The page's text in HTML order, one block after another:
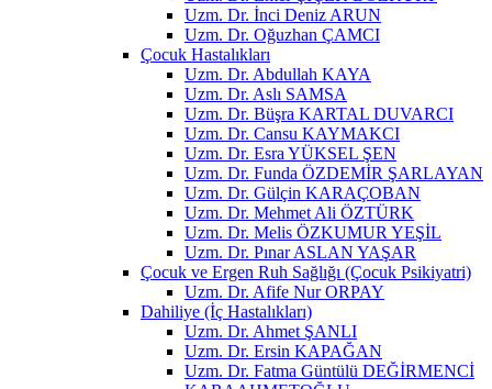
Uzm. Dr. İnci Deniz ARUN
Uzm. Dr. Oğuzhan ÇAMCI
Çocuk Hastalıkları
Uzm. Dr. Abdullah KAYA
Uzm. Dr. Aslı SAMSA
Uzm. Dr. Büşra KARTAL DUVARCI
Uzm. Dr. Cansu KAYMAKCI
Uzm. Dr. Esra YÜKSEL ŞEN
Uzm. Dr. Funda ÖZDEMİR ŞARLAYAN
Uzm. Dr. Gülçin KARAÇOBAN
Uzm. Dr. Mehmet Ali ÖZTÜRK
Uzm. Dr. Melis ÖZKUMUR YEŞİL
Uzm. Dr. Pınar ASLAN YAŞAR
Çocuk ve Ergen Ruh Sağlığı (Çocuk Psikiyatri)
Uzm. Dr. Afife Nur ORPAY
Dahiliye (İç Hastalıkları)
Uzm. Dr. Ahmet ŞANLI
Uzm. Dr. Ersin KAPAĞAN
Uzm. Dr. Fatma Güntülü DEĞİRMENCİ